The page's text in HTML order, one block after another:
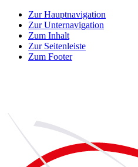
Zur Hauptnavigation
Zur Unternavigation
Zum Inhalt
Zur Seitenleiste
Zum Footer